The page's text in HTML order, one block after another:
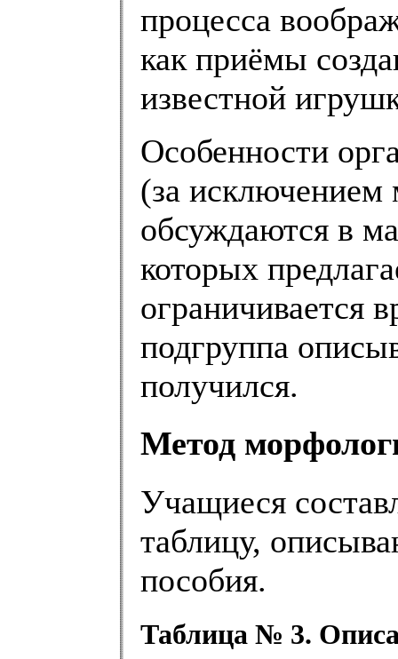
процесса
как приёмы
известной
Особенности
(за исключением
обсуждаются в
которых
ограничивается
подгруппа
получился.
Метод
Учащиеся
таблицу,
пособия.
Таблица № 3.